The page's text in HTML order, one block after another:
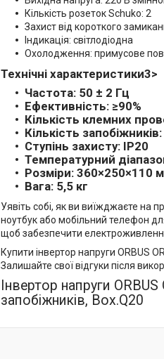
Кількість розеток Schuko: 2
Захист від короткого
Індикація: світлодіодна
Охолодження: примусове
Технічні характеристики3>
Частота: 50 ± 2 Гц
Ефективність: ≥90%
Кількість клемних
Кількість
Ступінь захисту: IP20
Температурний
Розміри: 360×250×110
Вага: 5,5 кг
Уявіть собі, як ви виїжджаєте на
ноутбук або мобільний телефон
щоб забезпечити
Купити інвертор напруги ORBUS
Залишайте свої відгуки після
Інвертор напруги
запобіжників, Box.Q20